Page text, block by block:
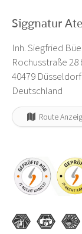
Siggnatur
Inh. Siegfried
Rochusstraße 28
40479 Düsseldorf
Deutschland
Route